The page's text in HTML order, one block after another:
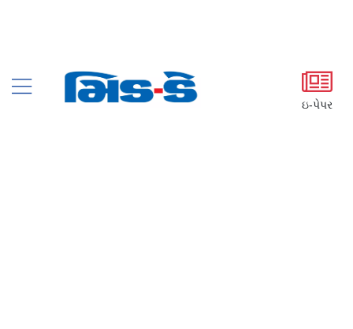
ઇ-પેપર